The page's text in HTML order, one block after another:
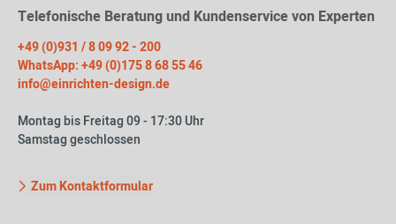
Telefonische Beratung und Kundenservice von Experten
+49 (0)931 / 8 09 92 - 200
WhatsApp: +49 (0)175 8 68 55 46
info@einrichten-design.de
Montag bis Freitag 09 - 17:30 Uhr
Samstag geschlossen
Zum Kontaktformular